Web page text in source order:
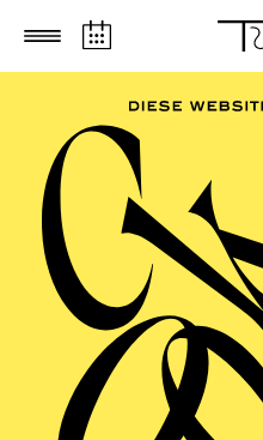
Zum Hauptinhalt springen